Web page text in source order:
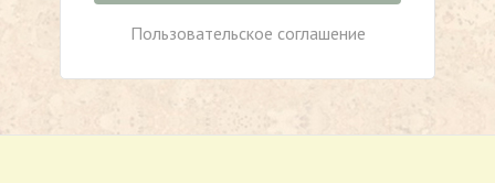
Пользовательское соглашение